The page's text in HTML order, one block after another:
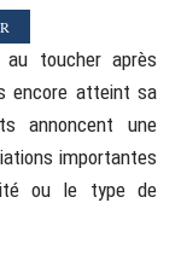
toucher après
encore atteint sa
annoncent une
importantes
ou le type de